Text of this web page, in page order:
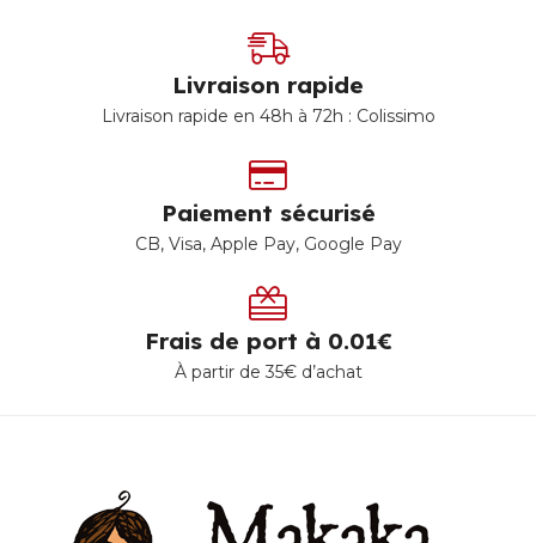
Livraison rapide
Livraison rapide en 48h à 72h : Colissimo
Paiement sécurisé
CB, Visa, Apple Pay, Google Pay
Frais de port à 0.01€
À partir de 35€ d’achat